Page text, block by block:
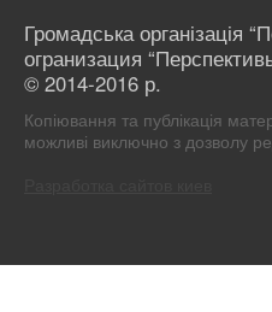
Громадська організація
огранизация
© 2014-2016 р.
Копіювання та публікація
можливі виключно з дозволу